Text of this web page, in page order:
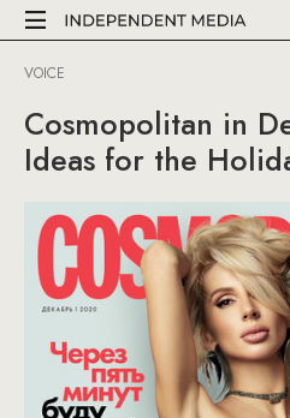
VOICE
Cosmopolitan in
Ideas for the